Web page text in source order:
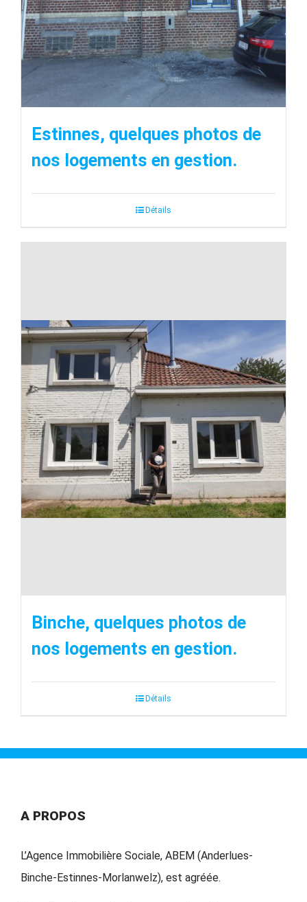
Estinnes, quelques photos de
nos logements en gestion.
Détails
Binche, quelques photos de
nos logements en gestion.
Détails
A PROPOS
L’Agence Immobilière Sociale, ABEM (Anderlues-
Binche-Estinnes-Morlanwelz), est agréée.